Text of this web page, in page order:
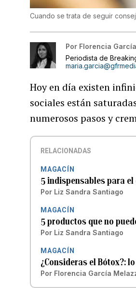
Cuando se trata de seguir
Por Florencia
Periodista de
Hoy en día existen
sociales están
numerosos pasos y
RELACIONADAS
MAGACÍN
5 indispensables para
Por Liz Sandra Santiago
MAGACÍN
5 productos que no
Por Liz Sandra Santiago
MAGACÍN
¿Consideras el Bótox?:
Por Florencia García